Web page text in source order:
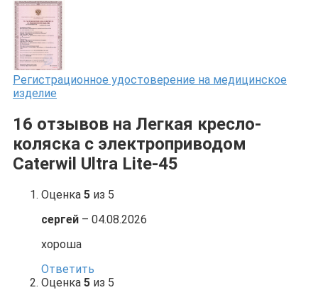
Регистрационное удостоверение на медицинское
изделие
16 отзывов на Легкая кресло-
коляска с электроприводом
Caterwil Ultra Lite-45
Оценка 5 из 5
сергей – 04.08.2026
хороша
Ответить
Оценка 5 из 5